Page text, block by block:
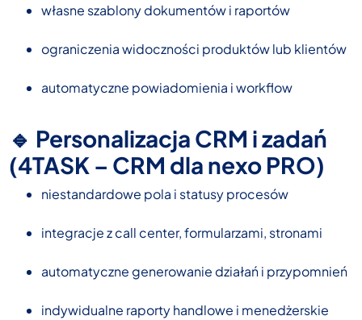
własne szablony dokumentów i raportów
ograniczenia widoczności produktów lub klientów
automatyczne powiadomienia i workflow
🔹 Personalizacja CRM i zadań
(4TASK – CRM dla nexo PRO)
niestandardowe pola i statusy procesów
integracje z call center, formularzami, stronami
automatyczne generowanie działań i przypomnień
indywidualne raporty handlowe i menedżerskie